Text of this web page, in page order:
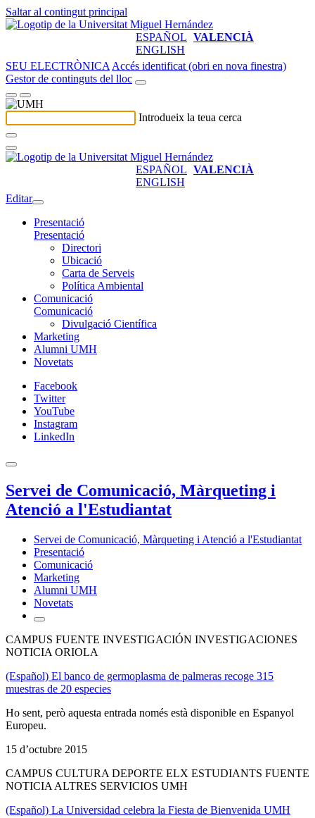
Saltar al contingut principal
ESPAÑOL VALENCIÀ
ENGLISH
SEU ELECTRÒNICA Accés identificat (obri en nova finestra)
Gestor de continguts del lloc
Introdueix la teua cerca
ESPAÑOL VALENCIÀ
ENGLISH
Editar
Presentació
Presentació
Directori
Ubicació
Carta de Serveis
Política Ambiental
Comunicació
Comunicació
Divulgació Científica
Marketing
Alumni UMH
Novetats
Facebook
Twitter
YouTube
Instagram
LinkedIn
Servei de Comunicació, Màrqueting i
Atenció a l'Estudiantat
Servei de Comunicació, Màrqueting i Atenció a l'Estudiantat
Presentació
Comunicació
Marketing
Alumni UMH
Novetats
CAMPUS FUENTE INVESTIGACIÓN INVESTIGACIONES
NOTICIA ORIOLA
(Español) El banco de germoplasma de palmeras recoge 315
muestras de 20 especies
Ho sent, però aquesta entrada només està disponible en Espanyol
Europeu.
15 d’octubre 2015
CAMPUS CULTURA DEPORTE ELX ESTUDIANTS FUENTE
NOTICIA ALTRES SERVICIOS UMH
(Español) La Universidad celebra la Fiesta de Bienvenida UMH